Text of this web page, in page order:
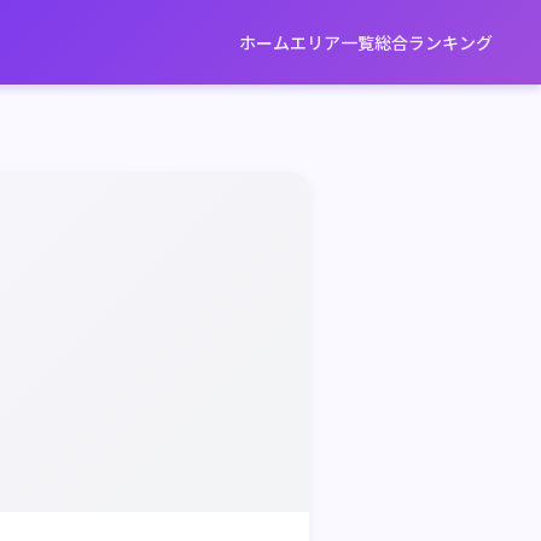
ホームエリア一覧総合ランキング